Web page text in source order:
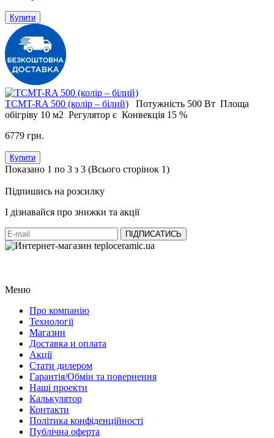
Купити
ТСМT-RA 500 (колір – білий) Потужність 500 Вт Площа
обігріву 10 м2 Регулятор є Конвекція 15 %
6779 грн.
Купити
Показано 1 по 3 з 3 (Всього сторінок 1)
Підпишись на розсилку
І дізнавайся про знижки та акції
Меню
Про компанію
Технології
Магазин
Доставка и оплата
Акції
Стати дилером
Гарантія/Обмін та повернення
Наші проекти
Калькулятор
Контакти
Політика конфіденційності
Публічна оферта